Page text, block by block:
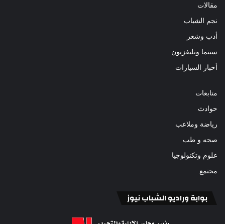
مقالات
نجم الشباب
أدب وشعر
سينما وتليفزيون
أخبار السيارات
متابعات
حوادث
رياضة وملاعب
صحه و طب
علوم وتكنولوجيا
مجتمع
بوابة وراديو الشباب نيوز